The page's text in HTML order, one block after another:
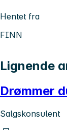
Hentet fra
FINN
Lignende
Drømmer
Salgskonsulent